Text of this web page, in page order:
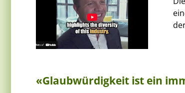
«Glaubwürdigkeit ist ein